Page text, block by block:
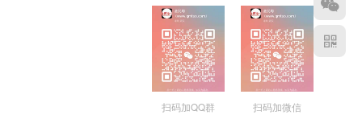
扫码加QQ群 扫码加微信